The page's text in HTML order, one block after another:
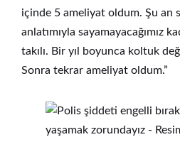
içinde 5 ameliyat oldum. Şu an
anlatımıyla sayamayacağımız
takılı. Bir yıl boyunca koltuk
Sonra tekrar ameliyat oldum.”